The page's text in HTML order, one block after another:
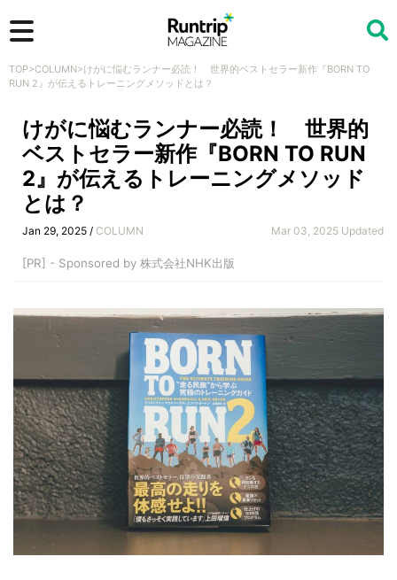
TOP>COLUMN>けがに悩むランナー必読！ 世界的ベストセラー新作『BORN TO
RUN 2』が伝えるトレーニングメソッドとは？
けがに悩むランナー必読！ 世界的
ベストセラー新作『BORN TO RUN
2』が伝えるトレーニングメソッド
とは？
Jan 29, 2025 / COLUMN Mar 03, 2025 Updated
[PR] - Sponsored by 株式会社NHK出版